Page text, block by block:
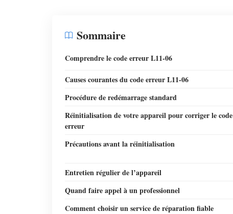
Sommaire
Comprendre le code erreur L11-06
Causes courantes du code erreur L11-06
Procédure de redémarrage standard
Réinitialisation de votre appareil pour corriger le code
erreur
Précautions avant la réinitialisation
Entretien régulier de l’appareil
Quand faire appel à un professionnel
Comment choisir un service de réparation fiable